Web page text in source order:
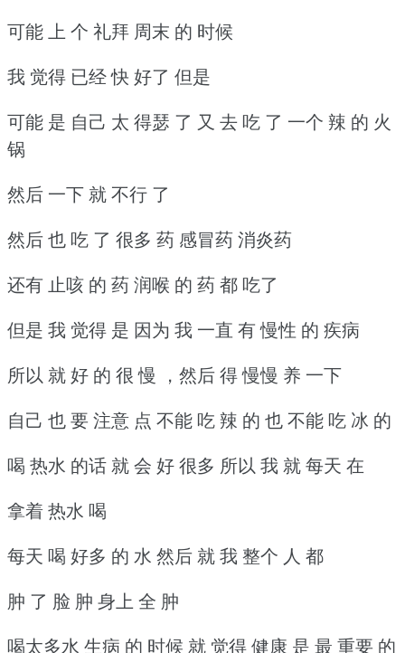
可能 上 个 礼拜 周末 的 时候
我 觉得 已经 快 好了 但是
可能 是 自己 太 得瑟 了 又 去 吃 了 一个 辣 的 火
锅
然后 一下 就 不行 了
然后 也 吃 了 很多 药 感冒药 消炎药
还有 止咳 的 药 润喉 的 药 都 吃了
但是 我 觉得 是 因为 我 一直 有 慢性 的 疾病
所以 就 好 的 很 慢 ，然后 得 慢慢 养 一下
自己 也 要 注意 点 不能 吃 辣 的 也 不能 吃 冰 的
喝 热水 的话 就 会 好 很多 所以 我 就 每天 在
拿着 热水 喝
每天 喝 好多 的 水 然后 就 我 整个 人 都
肿 了 脸 肿 身上 全 肿
喝太多水 生病 的 时候 就 觉得 健康 是 最 重要 的